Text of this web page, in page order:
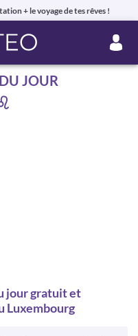
+ le voyage de tes rêves !
JOUR
jour gratuit et
Luxembourg